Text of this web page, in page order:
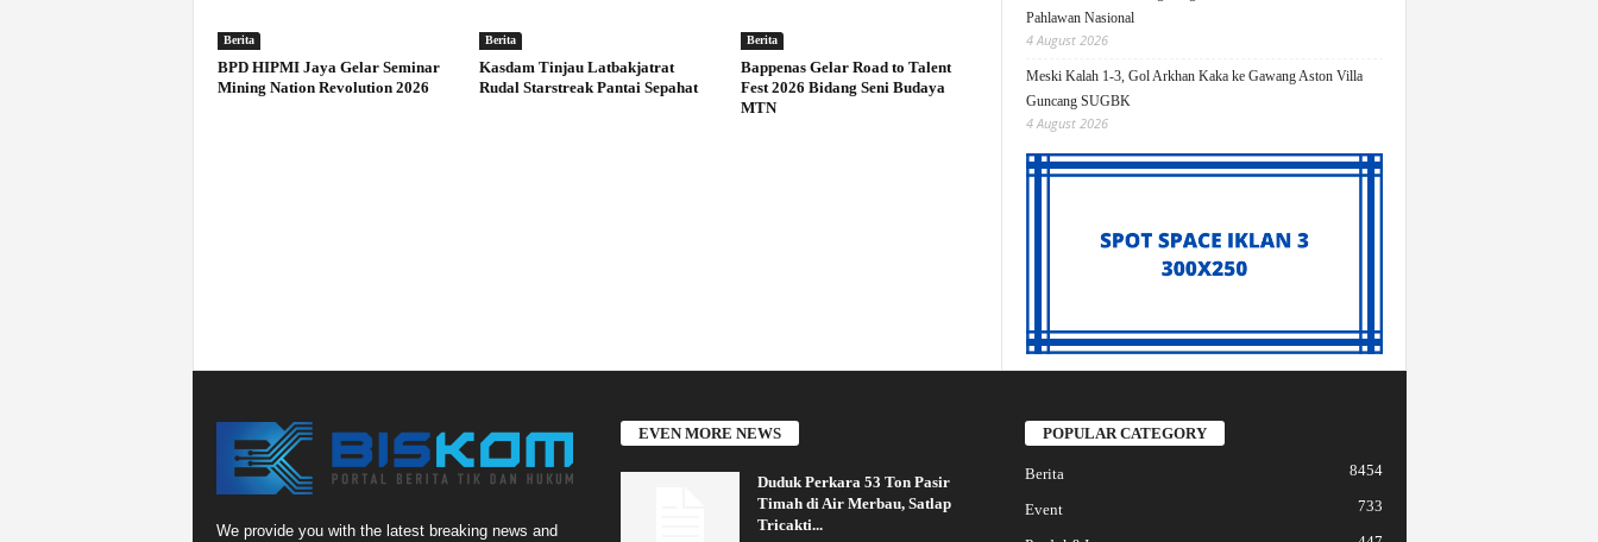
Berita
BPD HIPMI Jaya Gelar Seminar
Mining Nation Revolution 2026
Berita
Kasdam Tinjau Latbakjatrat
Rudal Starstreak Pantai Sepahat
Berita
Bappenas Gelar Road to Talent
Fest 2026 Bidang Seni Budaya
MTN
Pahlawan Nasional
4 August 2026
Meski Kalah 1-3, Gol Arkhan Kaka ke Gawang Aston Villa
Guncang SUGBK
4 August 2026
We provide you with the latest breaking news and
EVEN MORE NEWS
Duduk Perkara 53 Ton Pasir
Timah di Air Merbau, Satlap
Tricakti...
POPULAR CATEGORY
Berita 8454
Event 733